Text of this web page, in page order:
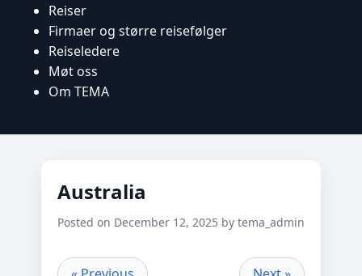
Reiser
Firmaer og større reisefølger
Reiseledere
Møt oss
Om TEMA
Australia
Posted on December 12, 2025 by tema_admin